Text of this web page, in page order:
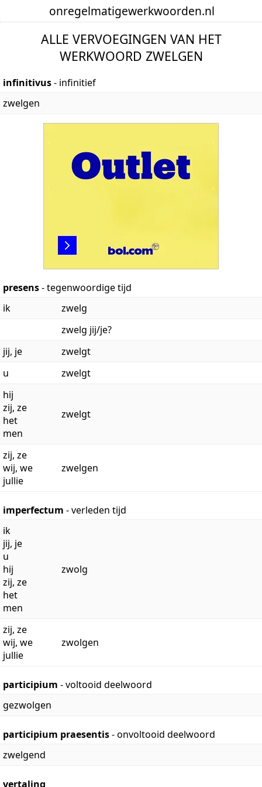
onregelmatigewerkwoorden.nl
ALLE VERVOEGINGEN VAN HET
WERKWOORD ZWELGEN
infinitivus- infinitief
zwelgen
presens- tegenwoordige tijd
ik
zwelg
zwelg jij/je?
jij, je
zwelgt
u
zwelgt
hij
zij, ze
het
men
zwelgt
zij, ze
wij, we
jullie
zwelgen
imperfectum - verleden tijd
ik
jij, je
u
hij
zij, ze
het
men
zwolg
zij, ze
wij, we
jullie
zwolgen
participium - voltooid deelwoord
gezwolgen
participium praesentis- onvoltooid deelwoord
zwelgend
vertaling